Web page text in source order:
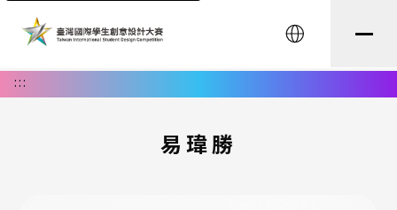
English
:::
易瑋勝